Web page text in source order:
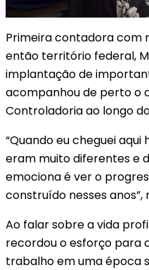
Primeira contadora com
então território federal,
implantação de
acompanhou de perto o
Controladoria ao longo
“Quando eu cheguei
eram muito diferentes e
emociona é ver o
construído nesses anos”,
Ao falar sobre a vida
recordou o esforço para
trabalho em uma época